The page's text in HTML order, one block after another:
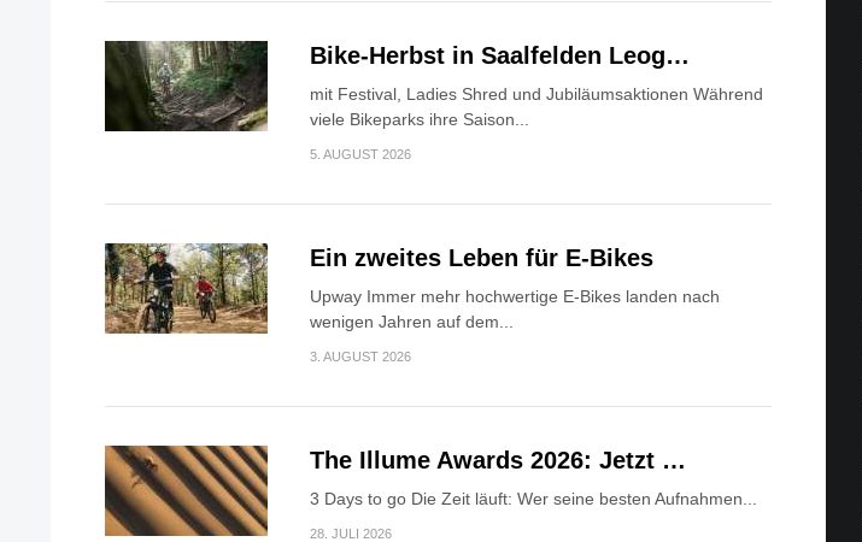
Bike-Herbst in Saalfelden Leog…
mit Festival, Ladies Shred und Jubiläumsaktionen Während
viele Bikeparks ihre Saison...
5. AUGUST 2026
Ein zweites Leben für E-Bikes
Upway Immer mehr hochwertige E-Bikes landen nach
wenigen Jahren auf dem...
3. AUGUST 2026
The Illume Awards 2026: Jetzt …
3 Days to go Die Zeit läuft: Wer seine besten Aufnahmen...
28. JULI 2026